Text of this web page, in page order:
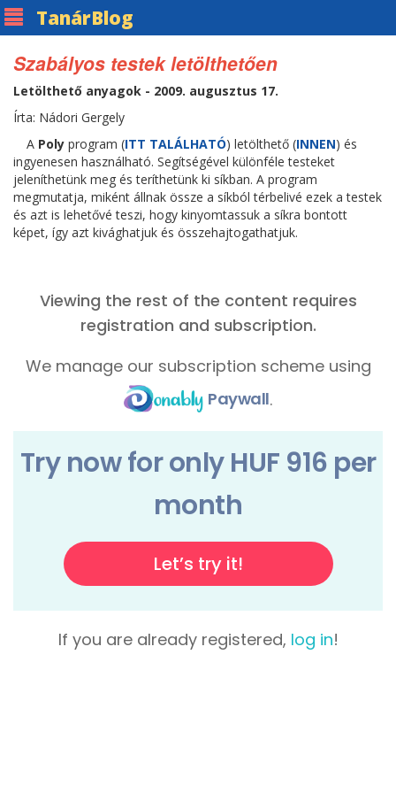
TanárBlog
Szabályos testek letölthetően
Letölthető anyagok - 2009. augusztus 17.
Írta: Nádori Gergely
A Poly program (ITT TALÁLHATÓ) letölthető (INNEN) és
ingyenesen használható. Segítségével különféle testeket
jeleníthetünk meg és teríthetünk ki síkban. A program
megmutatja, miként állnak össze a síkból térbelivé ezek a testek
és azt is lehetővé teszi, hogy kinyomtassuk a síkra bontott
képet, így azt kivághatjuk és összehajtogathatjuk.